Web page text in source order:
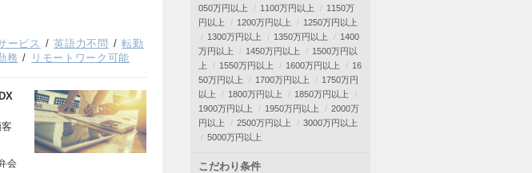
ービス 英語力不問
転勤
務 リモートワーク可能
会
050万円以上
1100万円以上
1150万
円以上
1200万円以上
1250万円以上
1300万円以上
1350万円以上
1400
万円以上
1450万円以上
1500万円以
上
1550万円以上 1600万円以上
16
50万円以上
1700万円以上
1750万円
以上
1800万円以上
1850万円以上
1900万円以上
1950万円以上
2000万
円以上
2500万円以上
3000万円以上
5000万円以上
こだわり条件